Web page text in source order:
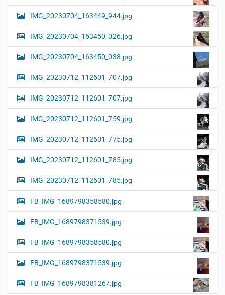
IMG_20230704_163449_944.jpg
IMG_20230704_163450_026.jpg
IMG_20230704_163450_038.jpg
IMG_20230712_112601_707.jpg
IMG_20230712_112601_707.jpg
IMG_20230712_112601_759.jpg
IMG_20230712_112601_775.jpg
IMG_20230712_112601_785.jpg
IMG_20230712_112601_785.jpg
FB_IMG_1689798358580.jpg
FB_IMG_1689798371539.jpg
FB_IMG_1689798358580.jpg
FB_IMG_1689798371539.jpg
FB_IMG_1689798381267.jpg